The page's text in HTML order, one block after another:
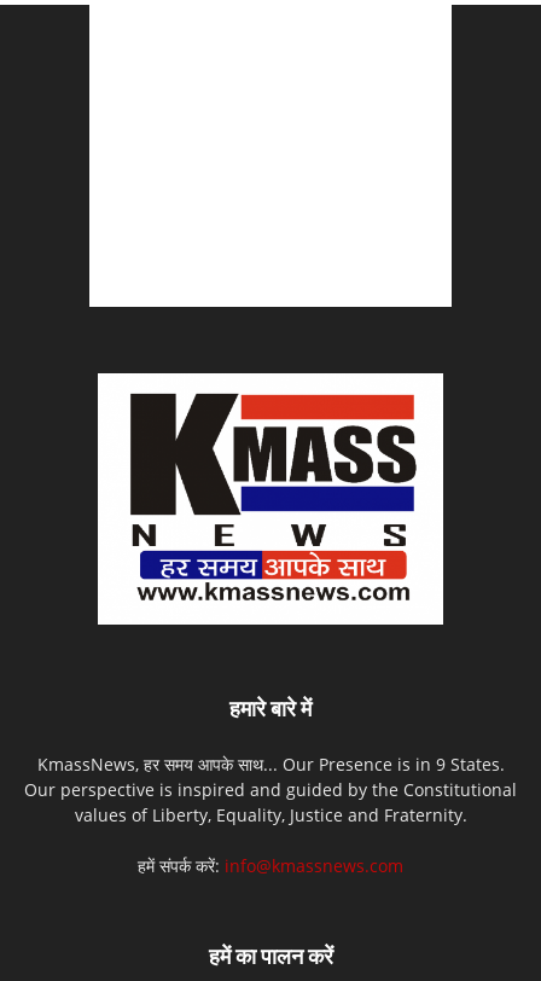
हमारे बारे में
KmassNews, हर समय आपके साथ... Our Presence is in 9 States.
Our perspective is inspired and guided by the Constitutional
values of Liberty, Equality, Justice and Fraternity.
हमें संपर्क करें: info@kmassnews.com
हमें का पालन करें